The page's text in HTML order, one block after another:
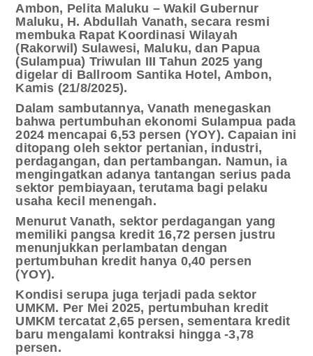
Ambon, Pelita Maluku – Wakil Gubernur
Maluku, H. Abdullah Vanath, secara resmi
membuka Rapat Koordinasi Wilayah
(Rakorwil) Sulawesi, Maluku, dan Papua
(Sulampua) Triwulan III Tahun 2025 yang
digelar di Ballroom Santika Hotel, Ambon,
Kamis (21/8/2025).
Dalam sambutannya, Vanath menegaskan
bahwa pertumbuhan ekonomi Sulampua pada
2024 mencapai 6,53 persen (YOY). Capaian ini
ditopang oleh sektor pertanian, industri,
perdagangan, dan pertambangan. Namun, ia
mengingatkan adanya tantangan serius pada
sektor pembiayaan, terutama bagi pelaku
usaha kecil menengah.
Menurut Vanath, sektor perdagangan yang
memiliki pangsa kredit 16,72 persen justru
menunjukkan perlambatan dengan
pertumbuhan kredit hanya 0,40 persen
(YOY).
Kondisi serupa juga terjadi pada sektor
UMKM. Per Mei 2025, pertumbuhan kredit
UMKM tercatat 2,65 persen, sementara kredit
baru mengalami kontraksi hingga -3,78
persen.